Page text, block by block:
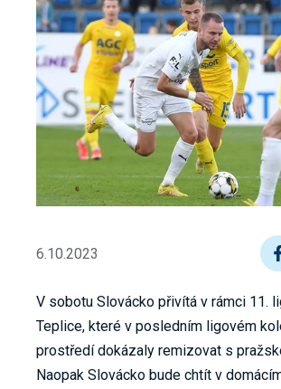
6.10.2023
V sobotu Slovácko přivítá v rámci 11.
Teplice, které v posledním ligovém
prostředí dokázaly remizovat s
Naopak Slovácko bude chtít v